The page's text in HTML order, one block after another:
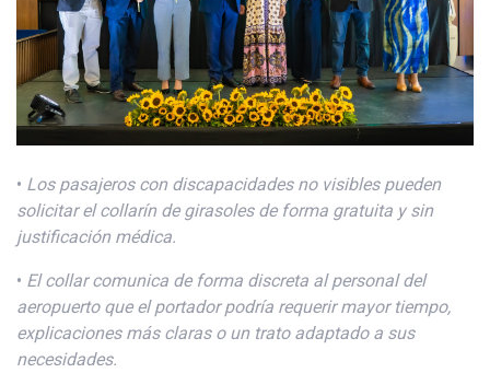
• Los pasajeros con discapacidades no visibles pueden
solicitar el collarín de girasoles de forma gratuita y sin
justificación médica.
• El collar comunica de forma discreta al personaldel
aeropuerto que el portador podría requerir mayor tiempo,
explicaciones más claras o un trato adaptado a sus
necesidades.